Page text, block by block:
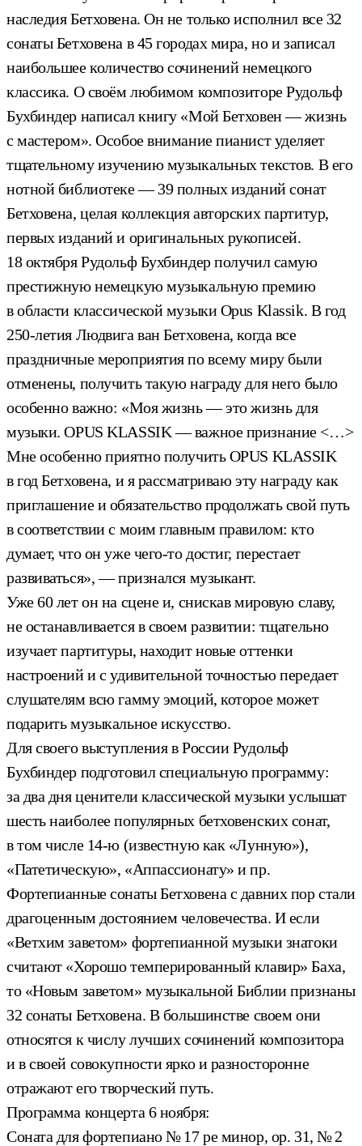
наследия Бетховена. Он не только исполнил все 32
сонаты Бетховена в 45 городах мира, но и записал
наибольшее количество сочинений немецкого
классика. О своём любимом композиторе Рудольф
Бухбиндер написал книгу «Мой Бетховен — жизнь
с мастером». Особое внимание пианист уделяет
тщательному изучению музыкальных текстов. В его
нотной библиотеке — 39 полных изданий сонат
Бетховена, целая коллекция авторских партитур,
первых изданий и оригинальных рукописей.
18 октября Рудольф Бухбиндер получил самую
престижную немецкую музыкальную премию
в области классической музыки Opus Klassik. В год
250-летия Людвига ван Бетховена, когда все
праздничные мероприятия по всему миру были
отменены, получить такую награду для него было
особенно важно: «Моя жизнь — это жизнь для
музыки. OPUS KLASSIK — важное признание <…>
Мне особенно приятно получить OPUS KLASSIK
в год Бетховена, и я рассматриваю эту награду как
приглашение и обязательство продолжать свой путь
в соответствии с моим главным правилом: кто
думает, что он уже чего-то достиг, перестает
развиваться», — признался музыкант.
Уже 60 лет он на сцене и, снискав мировую славу,
не останавливается в своем развитии: тщательно
изучает партитуры, находит новые оттенки
настроений и с удивительной точностью передает
слушателям всю гамму эмоций, которое может
подарить музыкальное искусство.
Для своего выступления в России Рудольф
Бухбиндер подготовил специальную программу:
за два дня ценители классической музыки услышат
шесть наиболее популярных бетховенских сонат,
в том числе 14-ю (известную как «Лунную»),
«Патетическую», «Аппассионату» и пр.
Фортепианные сонаты Бетховена с давних пор стали
драгоценным достоянием человечества. И если
«Ветхим заветом» фортепианной музыки знатоки
считают «Хорошо темперированный клавир» Баха,
то «Новым заветом» музыкальной Библии признаны
32 сонаты Бетховена. В большинстве своем они
относятся к числу лучших сочинений композитора
и в своей совокупности ярко и разносторонне
отражают его творческий путь.
Программа концерта 6 ноября:
Соната для фортепиано № 17 ре минор, op. 31, № 2